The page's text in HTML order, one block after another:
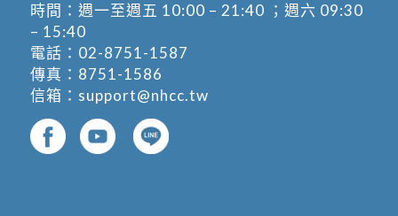
時間：週一至週五 10:00 – 21:40 ；週六 09:30
– 15:40
電話： 02-8751-1587
傳真：8751-1586
信箱： support@nhcc.tw